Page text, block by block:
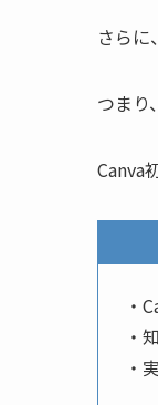
さらに
つまり
Canva
・
・
・